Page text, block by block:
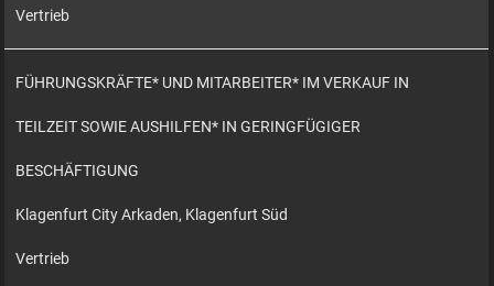
Vertrieb
FÜHRUNGSKRÄFTE* UND MITARBEITER* IM VERKAUF IN
TEILZEIT SOWIE AUSHILFEN* IN GERINGFÜGIGER
BESCHÄFTIGUNG
Klagenfurt City Arkaden, Klagenfurt Süd
Vertrieb